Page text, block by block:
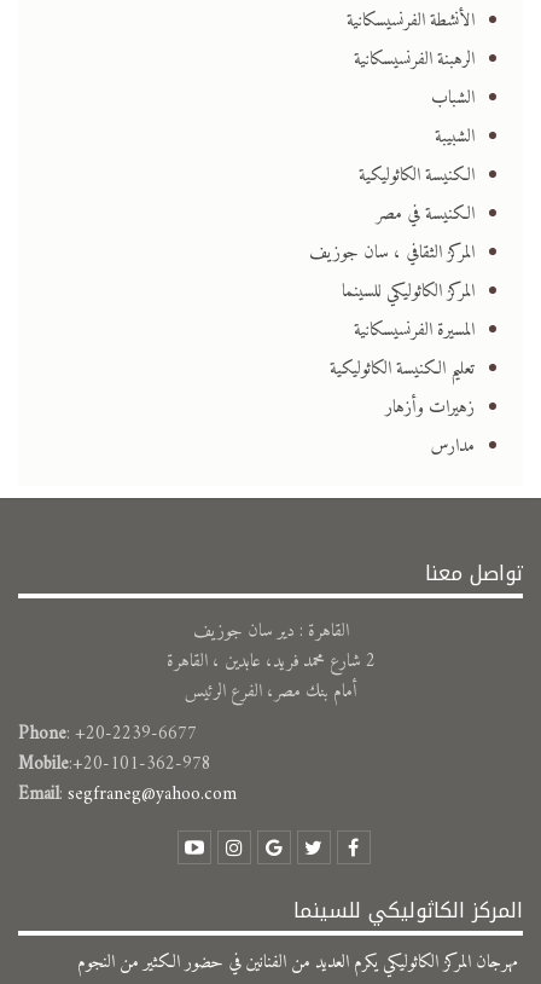
الأنشطة الفرنسيسكانية
الرهبنة الفرنسيسكانية
الشباب
الشبيبة
الكنيسة الكاثوليكية
الكنيسة في مصر
المركز الثقافي ، سان جوزيف
المركز الكاثوليكي للسينما
المسيرة الفرنسيسكانية
تعليم الكنيسة الكاثوليكية
زهيرات وأزهار
مدارس
تواصل معنا
القاهرة : دير سان جوزيف
2 شارع محمد فريد، عابدين ، القاهرة
أمام بنك مصر، الفرع الرئيس
Phone: +20-2239-6677
Mobile:+20-101-362-978
Email:segfraneg@yahoo.com
المركز الكاثوليكي للسينما
مهرجان المركز الكاثوليكي يكرم العديد من الفنانين في حضور الكثير من النجوم